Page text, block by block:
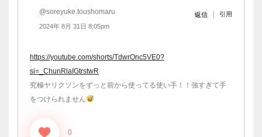
@soreyuke.toushomaru
2024年 8月 31日 8:05pm
返信 引用
https://youtube.com/shorts/TdwrOnc5VE0?
si=_ChunRlaIGtrstwR
究極ヤリクソンをずっと前から使ってる使い手！！強すぎて手
をつけられません
0